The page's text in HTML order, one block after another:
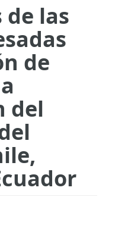
de las
de
del